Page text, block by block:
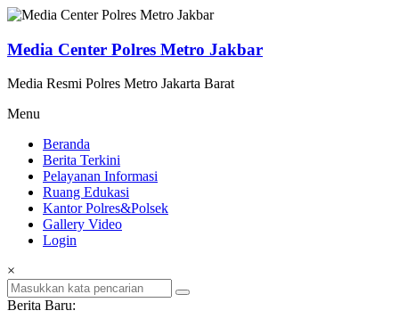
Lompat
konten
Media Center Polres Metro Jakbar
Media Resmi Polres Metro Jakarta Barat
Menu
Beranda
Berita Terkini
Pelayanan Informasi
Ruang Edukasi
Kantor Polres&Polsek
Gallery Video
Login
×
Berita Baru: